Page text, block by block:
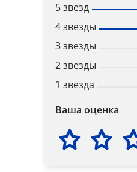
5 звезд
4 звезды
3 звезды
2 звезды
1 звезда
Ваша оценка